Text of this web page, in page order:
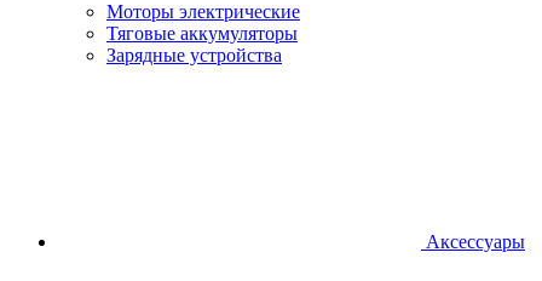
Моторы электрические
Тяговые аккумуляторы
Зарядные устройства
Аксессуары